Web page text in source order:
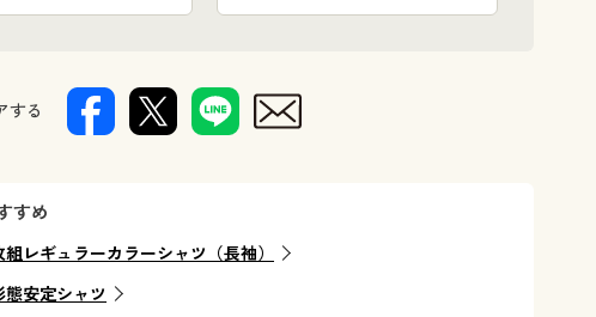
する
すめ
レギュラーカラーシャツ（長袖）
安定シャツ